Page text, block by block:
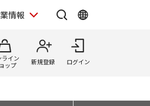
情報
ライン
ップ
新規登録 ログイン